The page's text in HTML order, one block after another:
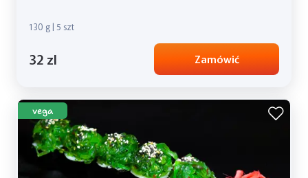
130 g | 5 szt
32 zl Zamówić
vega